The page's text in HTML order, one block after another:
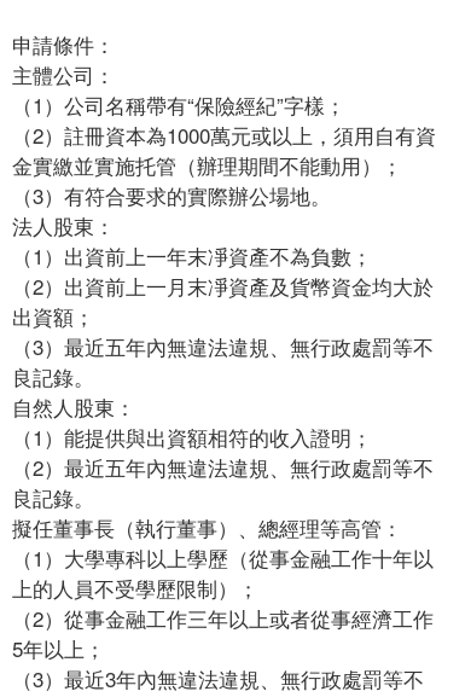
申請條件：
主體公司：
（1）公司名稱帶有“保險經紀”字樣；
（2）註冊資本為1000萬元或以上，須用自有資
金實繳並實施托管（辦理期間不能動用）；
（3）有符合要求的實際辦公場地。
法人股東：
（1）出資前上一年末凈資產不為負數；
（2）出資前上一月末凈資產及貨幣資金均大於
出資額；
（3）最近五年內無違法違規、無行政處罰等不
良記錄。
自然人股東：
（1）能提供與出資額相符的收入證明；
（2）最近五年內無違法違規、無行政處罰等不
良記錄。
擬任董事長（執行董事）、總經理等高管：
（1）大學專科以上學歷（從事金融工作十年以
上的人員不受學歷限制）；
（2）從事金融工作三年以上或者從事經濟工作
5年以上；
（3）最近3年內無違法違規、無行政處罰等不